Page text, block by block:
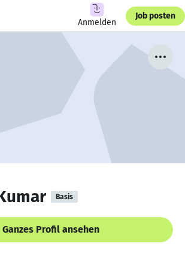
Anmelden
Job posten
Basis
Ganzes Profil ansehen